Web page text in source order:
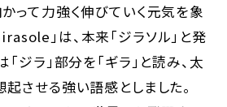
って力強く伸びていく元気を象
」は、本来「ジラソル」と発
ジラ」部分を「ギラ」と読み、太
させる強い語感としました。